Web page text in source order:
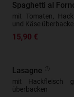
Spaghetti al
mit Tomaten,
und Käse
15,90 €
Lasagne
mit Hackfleisch
überbacken